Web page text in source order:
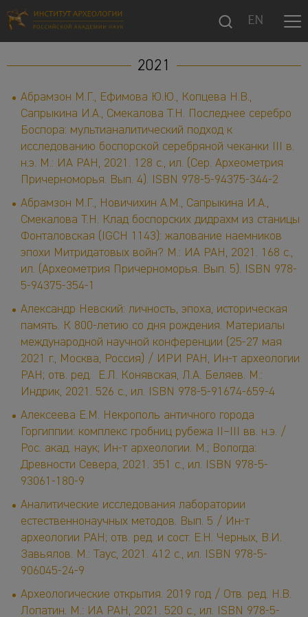
EN
2021
Абрамзон М.Г., Ефимова Ю.Ю., Копцева Н.В.,
Сапрыкина И.А., Смекалова Т.Н. Последнее серебро
Боспора: мультианалитический подход к
иcследованию боспорской серебряной чеканки III в.
н.э. М.: ИА РАН, 2021. 128 с., ил. (Сер. Археометрия
Причерноморья. Вып. 4). ISBN 978-5-94375-344-2
Абрамзон М.Г., Новичихин А.М., Сапрыкина И.А.,
Смекалова Т.Н. Клад боспорских дидрахм из станицы
Фонталовская (IGCH 1143): жалование наемников
эпохи Митридатовых войн? М.: ИА РАН, 2021. 168 с.,
ил. (Археометрия Причерноморья. Вып. 5). ISBN 978-
5-94375-354-1
Александр Невский: личность, эпоха, историческая
память. К 800-летию со дня рождения. Материалы
международной научной конференции (25-27 мая
2021 г., Москва, Россия) / ИРИ РАН, Ин-т археологии
РАН; отв. ред. Е.Л. Конявская, Л.А. Беляев. М.:
Индрик, 2021. 526 c., ил. ISBN 978-5-91674-659-4
Алексеева Е.М. Некрополь античного города
Горгиппии: комплекс гробниц рубежа II–III вв. н.э. /
Рос. акад. наук; Ин-т археологии. М.; Вологда:
Древности Севера, 2021. 351 с., ил. ISBN 978-5-
93061-180-9
Аналитические исследования лаборатории
естественнонаучных методов. Вып. 5 / Ин-т
археологии РАН; отв. ред. и сост. Е.Н. Черных, В.И.
Завьялов. М.: Таус, 2021. 412 с., ил. ISBN 978-5-
906045-24-9
Археологические открытия. 2019 год / Отв. ред. Н.В.
Лопатин. М.: ИА РАН, 2021. 520 с., ил. ISBN 978-5-